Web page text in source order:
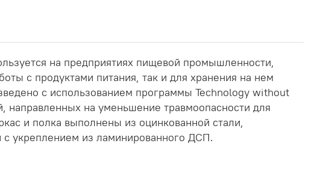
на предприятиях пищевой промышленности,
с продуктами питания, так и для хранения на нем
с использованием программы Technology without
направленных на уменьшение травмоопасности для
и полка выполнены из оцинкованной стали,
укреплением из ламинированного ДСП.